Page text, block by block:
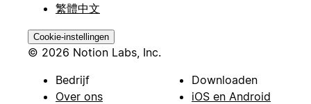
繁體中文
Cookie-instellingen
© 2026 Notion Labs, Inc.
Bedrijf
Over ons
Downloaden
iOS en Android